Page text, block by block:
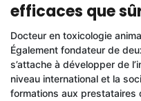
efficaces que
Docteur en toxicologie
Également fondateur de
s’attache à développer de
niveau international et la
formations aux